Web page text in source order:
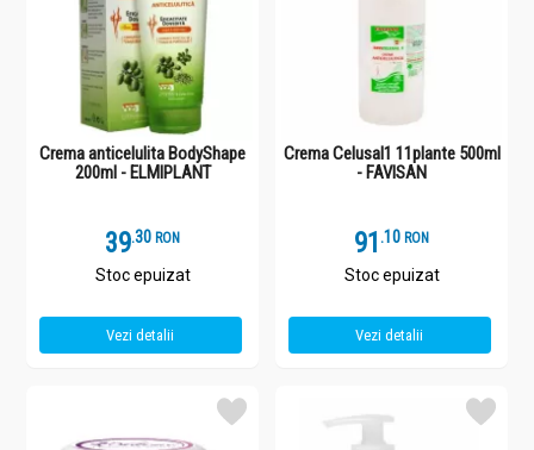
Crema anticelulita BodyShape
200ml - ELMIPLANT
39.3 RON
Stoc epuizat
Vezi detalii
Crema Celusal1 11plante 500ml
- FAVISAN
91 .1 RON
Stoc epuizat
Vezi detalii